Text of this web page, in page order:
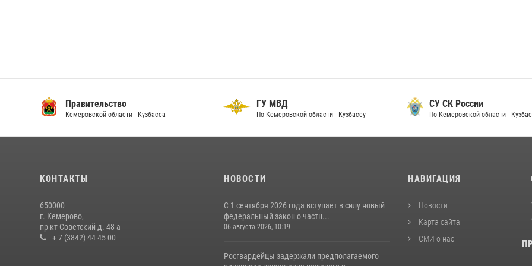
Правительство
Кемеровской области - Кузбасса
ГУ МВД
По Кемеровской области - Кузбассу
СУ СК России
По Кемеровской области -
КОНТАКТЫ
650000
г. Кемерово,
пр-кт Советский д. 48 а
+ 7 (3842) 44-45-00
НОВОСТИ
С 1 сентября 2026 года вступает в силу новый
федеральный закон о частн...
06 августа 2026, 10:19
Росгвардейцы задержали предполагаемого
НАВИГАЦИЯ
Новости
Карта сайта
СМИ о нас